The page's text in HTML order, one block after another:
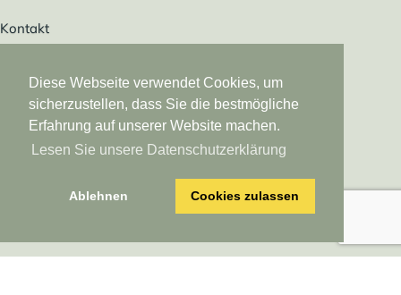
Diese Webseite verwendet Cookies, um
sicherzustellen, dass Sie die bestmögliche
Erfahrung auf unserer Website machen.
Lesen Sie unsere Datenschutzerklärung
Ablehnen Cookies zulassen
Kontakt
02223 908019
Tel. von Österreich/Schweiz
0049 2223 908019
Tel. von USA